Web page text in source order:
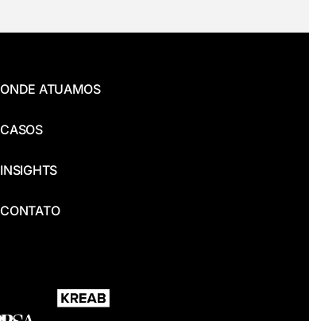
ONDE ATUAMOS
CASOS
INSIGHTS
CONTATO